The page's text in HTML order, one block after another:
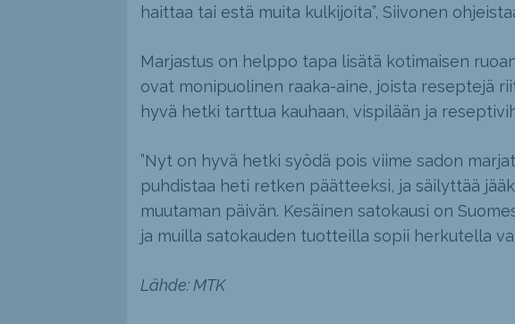
haittaa tai estä muita kulkijoita”, Siivonen
Marjastus on helppo tapa lisätä kotimaisen
ovat monipuolinen raaka-aine, joista reseptejä
hyvä hetki tarttua kauhaan, vispilään ja
”Nyt on hyvä hetki syödä pois viime sadon
puhdistaa heti retken päätteeksi, ja säilyttää
muutaman päivän. Kesäinen satokausi on
ja muilla satokauden tuotteilla sopii herkutella
Lähde: MTK